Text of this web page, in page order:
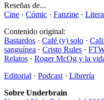
Reseñas de...
Cine · Cómic · Fanzine ·
Contenido original:
Bastardos · Café (y) solo ·
sanguínea · Cristo Rules ·
Relatos · Roger McOg y la
Editorial · Podcast · Librería
Sobre Underbrain